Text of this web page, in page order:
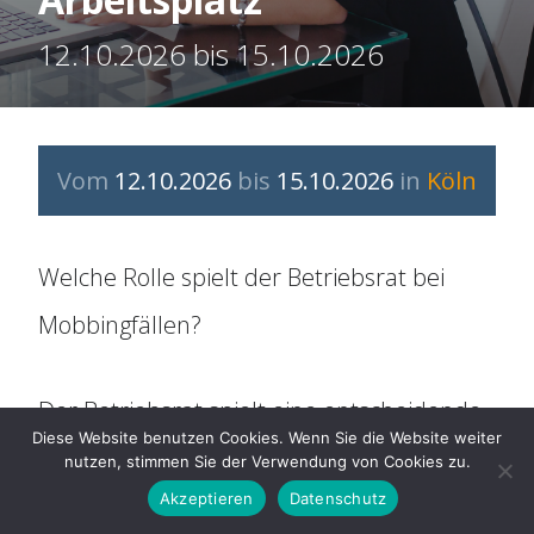
Organisation
Für Arbeitnehmer
ARAG Rechtsschutz
Rechtsberatung
12.10.2026 bis 15.10.2026
Vom 12.10.2026 bis 15.10.2026 in Köln
Welche Rolle spielt der Betriebsrat bei
Mobbingfällen?
Der Betriebsrat spielt eine entscheidende
Rolle bei der Bewältigung von
Mobbingfällen am Arbeitsplatz. Durch
Diese Website benutzen Cookies. Wenn Sie die Website weiter
nutzen, stimmen Sie der Verwendung von Cookies zu.
Akzeptieren
Datenschutz